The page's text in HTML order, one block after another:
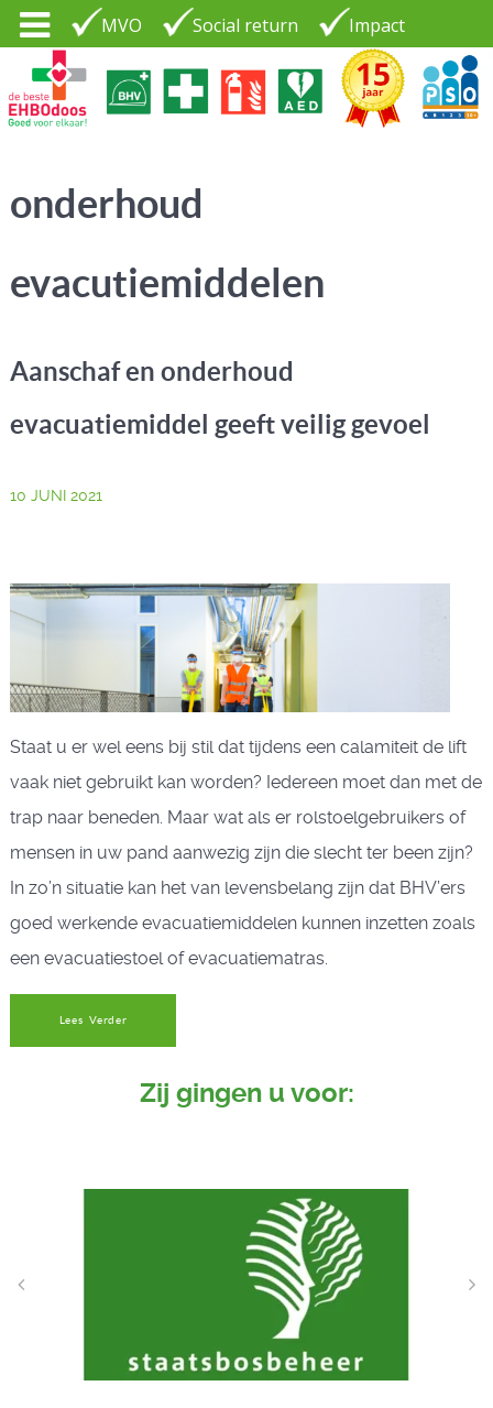
MVO Social return Impact
PSO30+
Tel. 035 - 7370265
onderhoud
evacutiemiddelen
Aanschaf en onderhoud
evacuatiemiddel geeft veilig gevoel
10 JUNI 2021
Staat u er wel eens bij stil dat tijdens een calamiteit de lift
vaak niet gebruikt kan worden? Iedereen moet dan met de
trap naar beneden. Maar wat als er rolstoelgebruikers of
mensen in uw pand aanwezig zijn die slecht ter been zijn?
In zo’n situatie kan het van levensbelang zijn dat BHV’ers
goed werkende evacuatiemiddelen kunnen inzetten zoals
een evacuatiestoel of evacuatiematras.
Lees Verder
Zij gingen u voor: